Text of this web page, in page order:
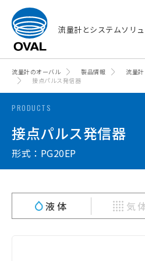
流量計とシステムソリ
流量計のオーバル 製品情報 流量計
接点パルス発信器
PRODUCTS
接点パルス発信器
形式：PG20EP
液体 気